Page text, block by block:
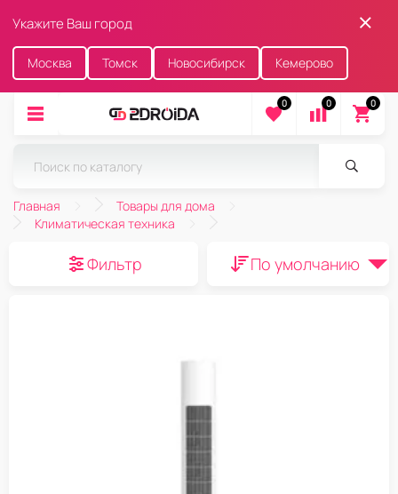
Укажите Ваш город
Москва Томск Новосибирск Кемерово
0 0 0
Главная
Товары для дома
Климатическая техника
Фильтр По умолчанию